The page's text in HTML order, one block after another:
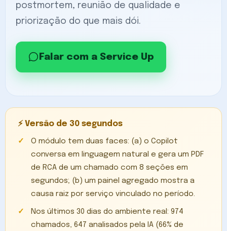
postmortem, reunião de qualidade e
priorização do que mais dói.
Falar com a Service Up
⚡ Versão de 30 segundos
O módulo tem duas faces: (a) o Copilot
conversa em linguagem natural e gera um PDF
de RCA de um chamado com 8 seções em
segundos; (b) um painel agregado mostra a
causa raiz por serviço vinculado no período.
Nos últimos 30 dias do ambiente real: 974
chamados, 647 analisados pela IA (66% de